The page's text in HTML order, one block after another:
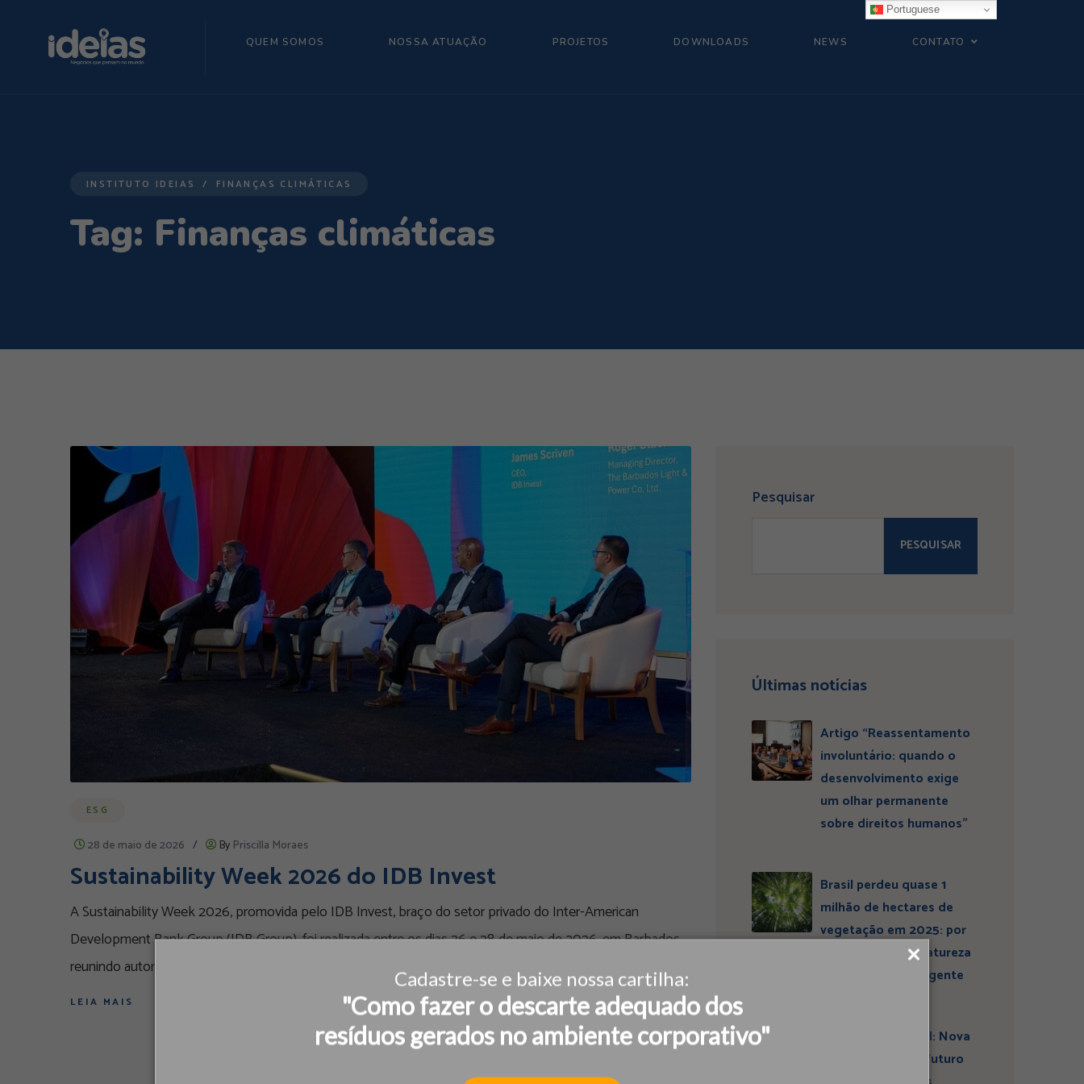
Cadastre-se e baixe nossa cartilha:
"Como fazer o descarte adequado dos
resíduos gerados no ambiente corporativo"
QUEM SOMOS NOSSA ATUAÇÃO PROJETOS DOWNLOADS NEWS CONTATO
INSTITUTO IDEIAS FINANÇAS CLIMÁTICAS
Tag: Finanças climáticas
ESG
28 de maio de 2026 / By Priscilla Moraes
Sustainability Week 2026 do IDB Invest
A Sustainability Week 2026, promovida pelo IDB Invest, braço do setor privado do Inter-American
Development Bank Group (IDB Group), foi realizada entre os dias 26 e 28 de maio de 2026, em Barbados,
reunindo autoridades globais, investidores institucionais, bancos
LEIA MAIS
Pesquisar
PESQUISAR
Últimas notícias
Artigo “Reassentamento
involuntário: quando o
desenvolvimento exige
um olhar permanente
sobre direitos humanos”
Brasil perdeu quase 1
milhão de hectares de
vegetação em 2025: por
que conservar a natureza
continua sendo urgente
Entrevista ESBrasil: Nova
liderança projeta futuro
Portuguese